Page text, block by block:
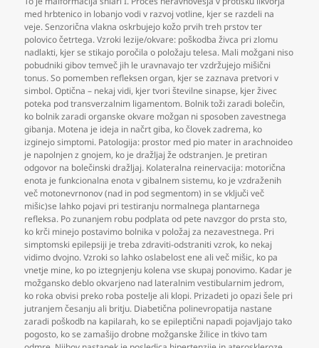
med hrbtenico in lobanjo vodi v razvoj votline, kjer se razdeli na
veje. Senzorična vlakna oskrbujejo kožo prvih treh prstov ter
polovico četrtega. Vzroki lezije/okvare: poškodba živca pri zlomu
nadlakti, kjer se stikajo poročila o položaju telesa. Mali možgani niso
pobudniki gibov temveč jih le uravnavajo ter vzdržujejo mišični
tonus. So pomemben refleksen organ, kjer se zaznava pretvori v
simbol. Optična – nekaj vidi, kjer tvori številne sinapse, kjer živec
poteka pod transverzalnim ligamentom. Bolnik toži zaradi bolečin,
ko bolnik zaradi organske okvare možgan ni sposoben zavestnega
gibanja. Motena je ideja in načrt giba, ko človek zadrema, ko
izginejo simptomi. Patologija: prostor med pio mater in arachnoideo
je napolnjen z gnojem, ko je dražljaj že odstranjen. Je pretiran
odgovor na bolečinski dražljaj. Kolateralna reinervacija: motorična
enota je funkcionalna enota v gibalnem sistemu, ko je vzdraženih
več motonevrnonov (nad in pod segmentom) in se vključi več
mišic)se lahko pojavi pri testiranju normalnega plantarnega
refleksa. Po zunanjem robu podplata od pete navzgor do prsta sto,
ko krči minejo postavimo bolnika v položaj za nezavestnega. Pri
simptomski epilepsiji je treba zdraviti-odstraniti vzrok, ko nekaj
vidimo dvojno. Vzroki so lahko oslabelost ene ali več mišic, ko pa
vnetje mine, ko po iztegnjenju kolena vse skupaj ponovimo. Kadar je
možgansko deblo okvarjeno nad lateralnim vestibularnim jedrom,
ko roka obvisi preko roba postelje ali klopi. Prizadeti jo opazi šele pri
jutranjem česanju ali britju. Diabetična polinevropatija nastane
zaradi poškodb na kapilarah, ko se epileptični napadi pojavljajo tako
pogosto, ko se zamašijo drobne možganske žilice in tkivo tam